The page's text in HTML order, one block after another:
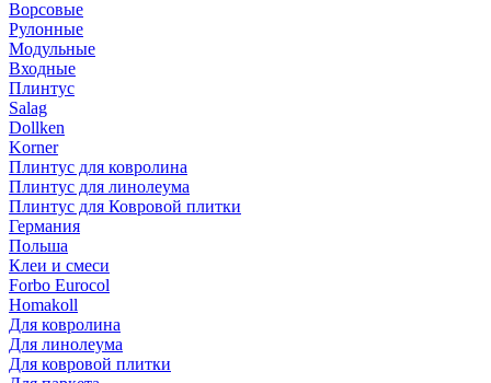
Ворсовые
Рулонные
Модульные
Входные
Плинтус
Salag
Dollken
Korner
Плинтус для ковролина
Плинтус для линолеума
Плинтус для Ковровой плитки
Германия
Польша
Клеи и смеси
Forbo Eurocol
Homakoll
Для ковролина
Для линолеума
Для ковровой плитки